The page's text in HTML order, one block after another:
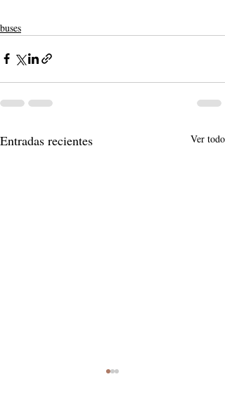
buses
Entradas recientes Ver todo